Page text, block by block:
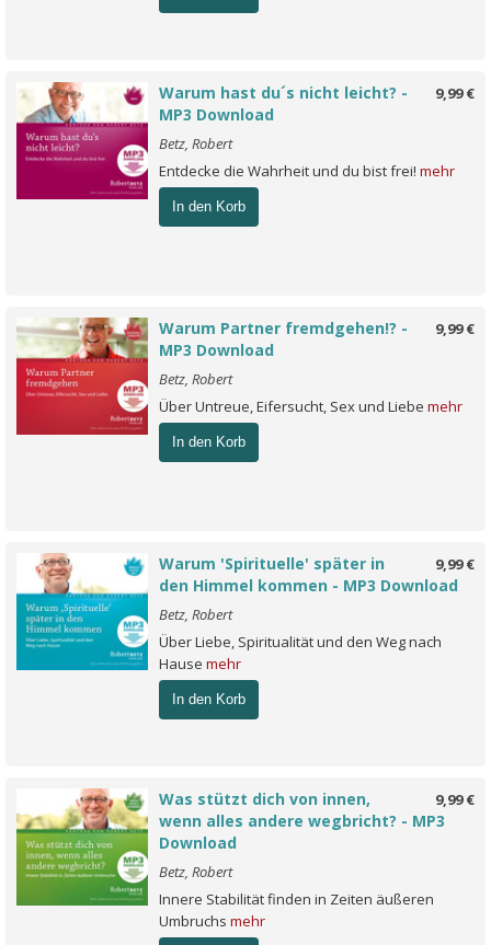
9,99 €
Warum hast du´s nicht leicht? -
MP3 Download
Betz, Robert
Entdecke die Wahrheit und du bist frei! mehr
In den Korb
9,99 €
Warum Partner fremdgehen!? -
MP3 Download
Betz, Robert
Über Untreue, Eifersucht, Sex und Liebe mehr
In den Korb
9,99 €
Warum 'Spirituelle' später in
den Himmel kommen - MP3 Download
Betz, Robert
Über Liebe, Spiritualität und den Weg nach
Hause mehr
In den Korb
9,99 €
Was stützt dich von innen,
wenn alles andere wegbricht? - MP3
Download
Betz, Robert
Innere Stabilität finden in Zeiten äußeren
Umbruchs mehr